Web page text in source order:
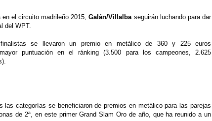
el circuito madrileño 2015,Galán/Villalba seguirán luchando para dar
del WPT.
se llevaron un premio en metálico de 360 y 225 euros
puntuación en el ránking (3.500 para los campeones, 2.625
las categorías se beneficiaron de premios en metálico para las parejas
de 2ª , en este primer Grand Slam Oro de año, que ha reunido a un